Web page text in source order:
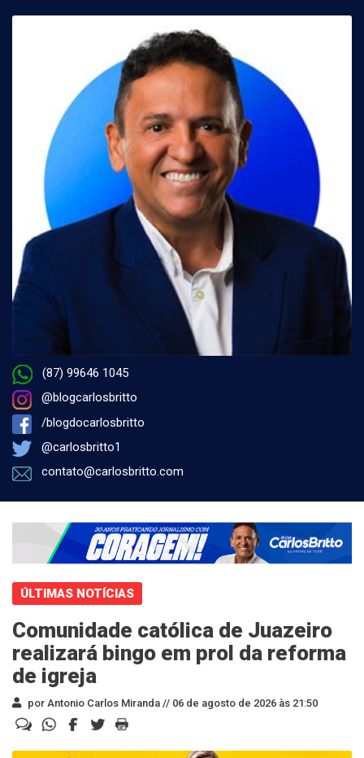
(87) 99646 1045
@blogcarlosbritto
/blogdocarlosbritto
@carlosbritto1
contato@carlosbritto.com
ÚLTIMAS NOTÍCIAS
Comunidade católica de Juazeiro
realizará bingo em prol da reforma
de igreja
por Antonio Carlos Miranda // 06 de agosto de 2026 às 21:50